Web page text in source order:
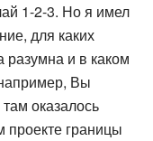
1-2-3. Но я имел
для каких
разумна и в каком
Вы
оказалось
проекте границы